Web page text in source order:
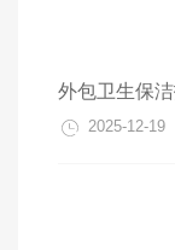
外包卫生保
2025-12-19